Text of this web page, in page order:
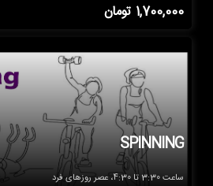
1,700,000 تومان
SPINNING
ساعت 3:30 تا 4:30، عصر روزهای فرد